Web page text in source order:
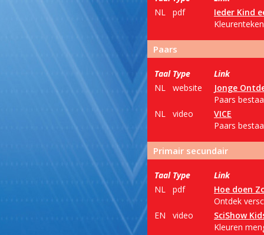
NL
pdf
Ieder Kind
Paars
Taal Type
Link
NL
website
Jonge
Paars
NL
video
VICE
Paars
Primair secundair
Taal Type
Link
NL
pdf
Hoe doen
Ontdek
EN
video
SciShow
Kleuren